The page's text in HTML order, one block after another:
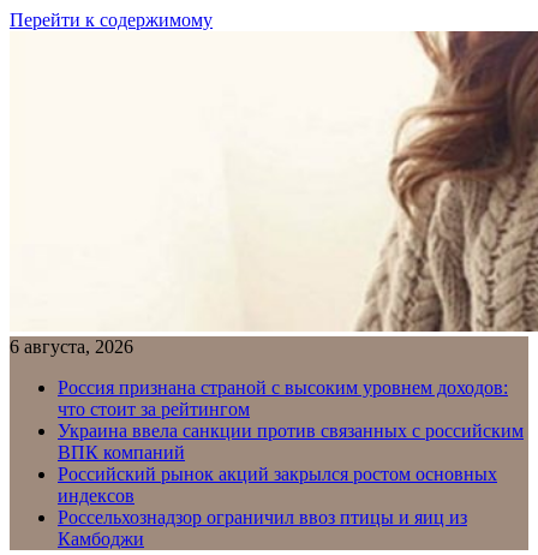
Перейти к содержимому
6 августа, 2026
Россия признана страной с высоким уровнем доходов:
что стоит за рейтингом
Украина ввела санкции против связанных с российским
ВПК компаний
Российский рынок акций закрылся ростом основных
индексов
Россельхознадзор ограничил ввоз птицы и яиц из
Камбоджи